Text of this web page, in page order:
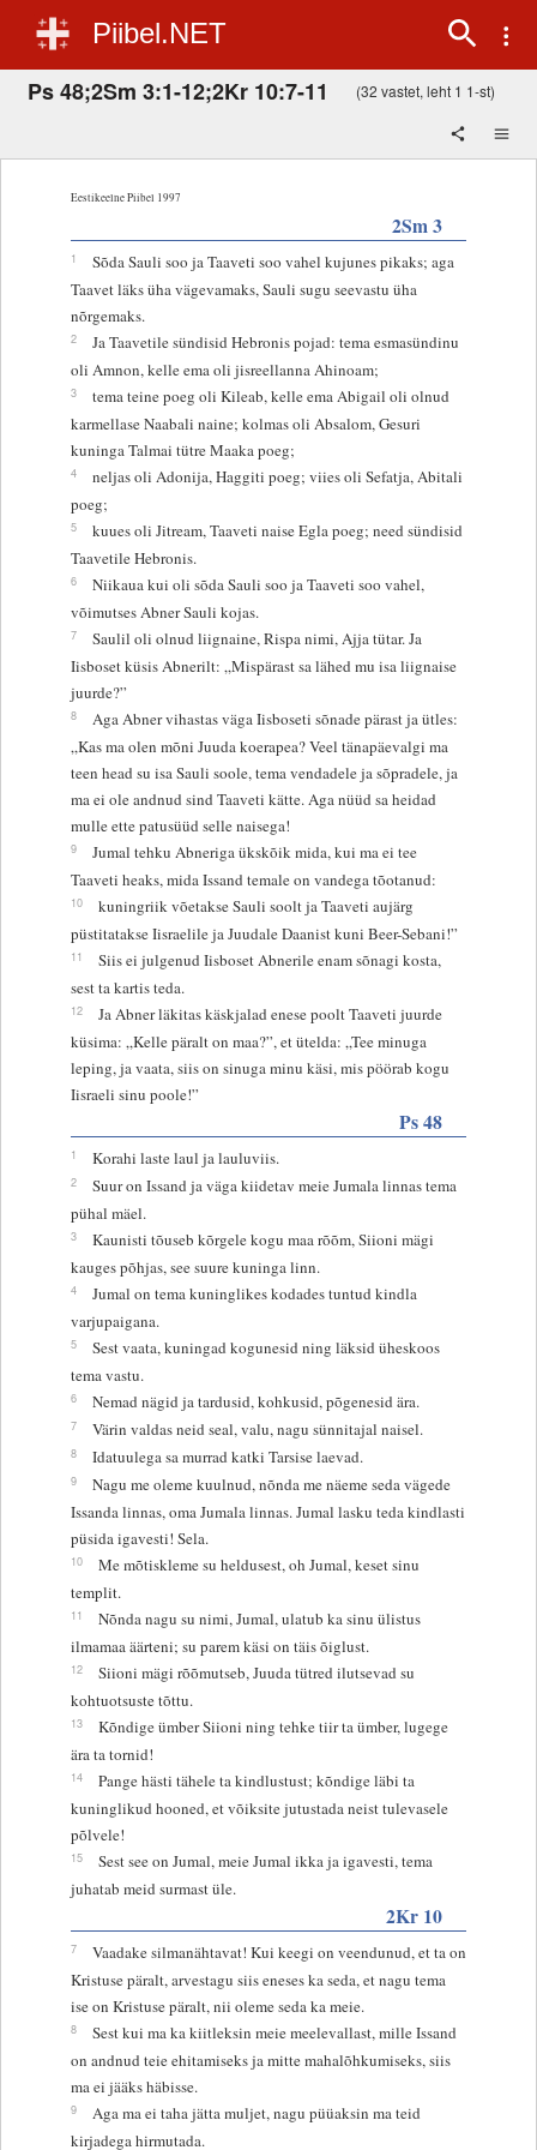
Piibel.NET
Ps 48;2Sm 3:1-12;2Kr 10:7-11 (32 vastet, leht 1 1-st)
Eestikeelne Piibel 1997
2Sm 3
1
Sõda Sauli soo ja Taaveti soo vahel kujunes pikaks; aga
Taavet läks üha vägevamaks, Sauli sugu seevastu üha
nõrgemaks.
2
Ja Taavetile sündisid Hebronis pojad: tema esmasündinu
oli Amnon, kelle ema oli jisreellanna Ahinoam;
3
tema teine poeg oli Kileab, kelle ema Abigail oli olnud
karmellase Naabali naine; kolmas oli Absalom, Gesuri
kuninga Talmai tütre Maaka poeg;
4
neljas oli Adonija, Haggiti poeg; viies oli Sefatja, Abitali
poeg;
5
kuues oli Jitream, Taaveti naise Egla poeg; need sündisid
Taavetile Hebronis.
6
Niikaua kui oli sõda Sauli soo ja Taaveti soo vahel,
võimutses Abner Sauli kojas.
7
Saulil oli olnud liignaine, Rispa nimi, Ajja tütar. Ja
Iisboset küsis Abnerilt: „Mispärast sa lähed mu isa liignaise
juurde?”
8
Aga Abner vihastas väga Iisboseti sõnade pärast ja ütles:
„Kas ma olen mõni Juuda koerapea? Veel tänapäevalgi ma
teen head su isa Sauli soole, tema vendadele ja sõpradele, ja
ma ei ole andnud sind Taaveti kätte. Aga nüüd sa heidad
mulle ette patusüüd selle naisega!
9
Jumal tehku Abneriga ükskõik mida, kui ma ei tee
Taaveti heaks, mida Issand temale on vandega tõotanud:
10
kuningriik võetakse Sauli soolt ja Taaveti aujärg
püstitatakse Iisraelile ja Juudale Daanist kuni Beer-Sebani!”
11
Siis ei julgenud Iisboset Abnerile enam sõnagi kosta,
sest ta kartis teda.
12
Ja Abner läkitas käskjalad enese poolt Taaveti juurde
küsima: „Kelle päralt on maa?”, et ütelda: „Tee minuga
leping, ja vaata, siis on sinuga minu käsi, mis pöörab kogu
Iisraeli sinu poole!”
Ps 48
1 Korahi laste laul ja lauluviis.
2
Suur on Issand ja väga kiidetav meie Jumala linnas tema
pühal mäel.
3
Kaunisti tõuseb kõrgele kogu maa rõõm, Siioni mägi
kauges põhjas, see suure kuninga linn.
4
Jumal on tema kuninglikes kodades tuntud kindla
varjupaigana.
5
Sest vaata, kuningad kogunesid ning läksid üheskoos
tema vastu.
6 Nemad nägid ja tardusid, kohkusid, põgenesid ära.
7 Värin valdas neid seal, valu, nagu sünnitajal naisel.
8 Idatuulega sa murrad katki Tarsise laevad.
9
Nagu me oleme kuulnud, nõnda me näeme seda vägede
Issanda linnas, oma Jumala linnas. Jumal lasku teda kindlasti
püsida igavesti! Sela.
10
Me mõtiskleme su heldusest, oh Jumal, keset sinu
templit.
11
Nõnda nagu su nimi, Jumal, ulatub ka sinu ülistus
ilmamaa äärteni; su parem käsi on täis õiglust.
12
Siioni mägi rõõmutseb, Juuda tütred ilutsevad su
kohtuotsuste tõttu.
13
Kõndige ümber Siioni ning tehke tiir ta ümber, lugege
ära ta tornid!
14
Pange hästi tähele ta kindlustust; kõndige läbi ta
kuninglikud hooned, et võiksite jutustada neist tulevasele
põlvele!
15
Sest see on Jumal, meie Jumal ikka ja igavesti, tema
juhatab meid surmast üle.
2Kr 10
7
Vaadake silmanähtavat! Kui keegi on veendunud, et ta on
Kristuse päralt, arvestagu siis eneses ka seda, et nagu tema
ise on Kristuse päralt, nii oleme seda ka meie.
8
Sest kui ma ka kiitleksin meie meelevallast, mille Issand
on andnud teie ehitamiseks ja mitte mahalõhkumiseks, siis
ma ei jääks häbisse.
9
Aga ma ei taha jätta muljet, nagu püüaksin ma teid
kirjadega hirmutada.